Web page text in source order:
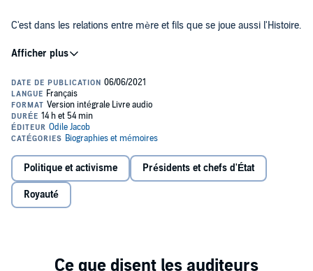
C'est dans les relations entre mère et fils que se joue aussi l'Histoire.
Que seraient en effet Néron, François Ier, Louis XIII, Louis XIV,
C'est à la restitution de ces biographies historiques sous l'angle
inédit des relations entre mère et fils que s'attache ici l'auteur.
Et c'est à résoudre le mystère de ces destins uniques que nous
sommes ici conviés, dans une série de portraits d'Histoire
déroutants et inattendus.
©2017 Odile Jacob (P)2021 Odile Jacob
Politique et activisme Présidents et chefs d'État
Royauté